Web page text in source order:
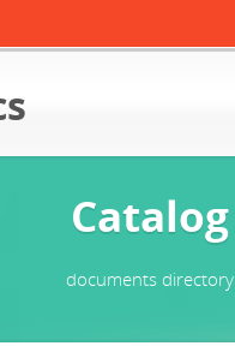
Catalog
documents directory